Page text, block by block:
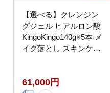
【選べる】クレンジン
グジェル ヒアルロン酸
KingoKingo140g×5本 メ
イク落とし スキンケア
61,000円